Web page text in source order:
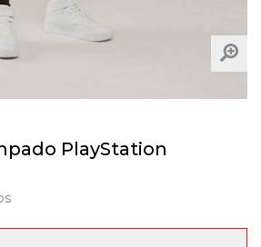
PlayStation